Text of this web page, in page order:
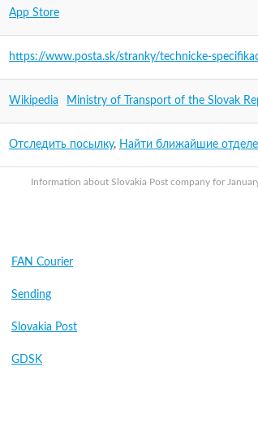
Information about Slovakia Post company for
App Store
https://www.posta.sk/stranky/technicke-
Wikipedia Ministry of Transport of the Slovak
Отследить посылку, Найти ближайшие
FAN Courier
Sending
Slovakia Post
GDSK